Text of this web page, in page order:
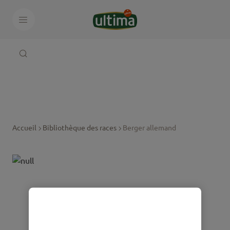
Accueil Bibliothèque des races Berger allemand